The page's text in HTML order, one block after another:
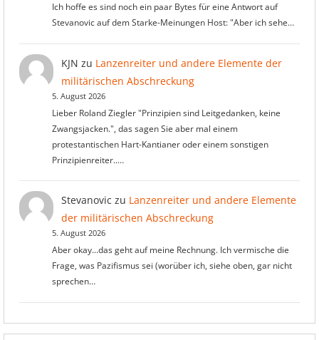
Ich hoffe es sind noch ein paar Bytes für eine Antwort auf
Stevanovic auf dem Starke-Meinungen Host: "Aber ich sehe…
KJN zu Lanzenreiter und andere Elemente der
militärischen Abschreckung
5. August 2026
Lieber Roland Ziegler "Prinzipien sind Leitgedanken, keine
Zwangsjacken.", das sagen Sie aber mal einem
protestantischen Hart-Kantianer oder einem sonstigen
Prinzipienreiter..…
Stevanovic zu Lanzenreiter und andere Elemente
der militärischen Abschreckung
5. August 2026
Aber okay...das geht auf meine Rechnung. Ich vermische die
Frage, was Pazifismus sei (worüber ich, siehe oben, gar nicht
sprechen…